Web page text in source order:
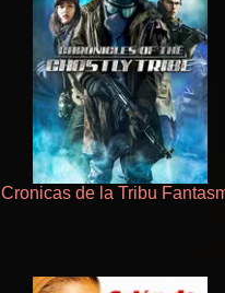
Cronicas de la Tribu